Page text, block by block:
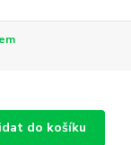
do košíku